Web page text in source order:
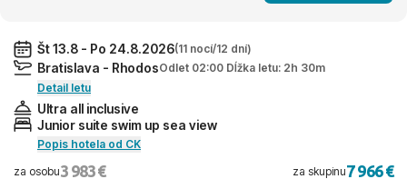
Št 13.8 - Po 24.8.2026(11 nocí/12 dní)
Bratislava - RhodosOdlet 02:00 Dĺžka letu: 2h 30m
Detail letu
Ultra all inclusive
Junior suite swim up sea view
Popis hotela od CK
za osobu3 983 € za skupinu7 966 €